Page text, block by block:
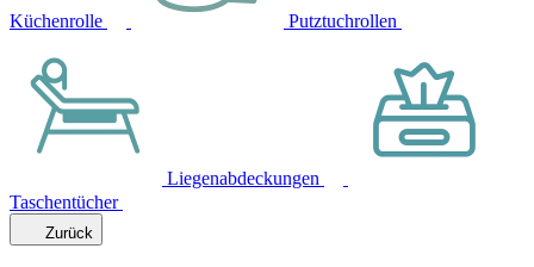
Küchenrolle Putztuchrollen
Liegenabdeckungen
Taschentücher
Zurück